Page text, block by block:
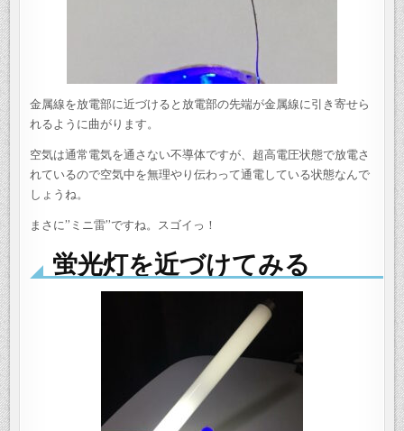
金属線を放電部に近づけると放電部の先端が金属線に引き寄せら
れるように曲がります。
空気は通常電気を通さない不導体ですが、超高電圧状態で放電さ
れているので空気中を無理やり伝わって通電している状態なんで
しょうね。
まさに”ミニ雷”ですね。スゴイっ！
蛍光灯を近づけてみる